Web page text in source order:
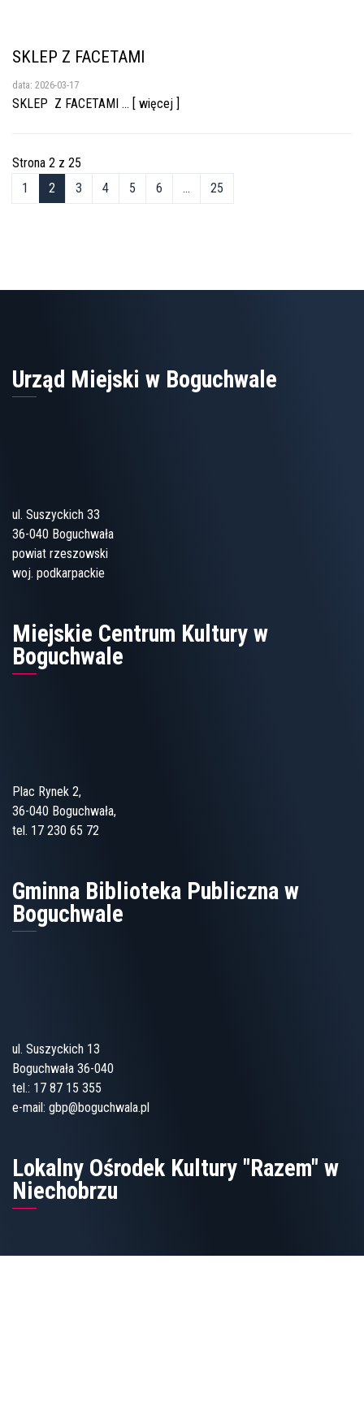
SKLEP Z FACETAMI
data: 2026-03-17
SKLEP Z FACETAMI ... [ więcej ]
Strona 2 z 25
1
2 3 4 5 6 ... 25
Urząd Miejski w Boguchwale
ul. Suszyckich 33
36-040 Boguchwała
powiat rzeszowski
woj. podkarpackie
Miejskie Centrum Kultury w
Boguchwale
Plac Rynek 2,
36-040 Boguchwała,
tel. 17 230 65 72
Gminna Biblioteka Publiczna w
Boguchwale
ul. Suszyckich 13
Boguchwała 36-040
tel.: 17 87 15 355
e-mail: gbp@boguchwala.pl
Lokalny Ośrodek Kultury "Razem" w
Niechobrzu